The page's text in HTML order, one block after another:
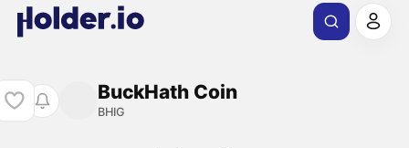
BuckHath Coin
BHIG